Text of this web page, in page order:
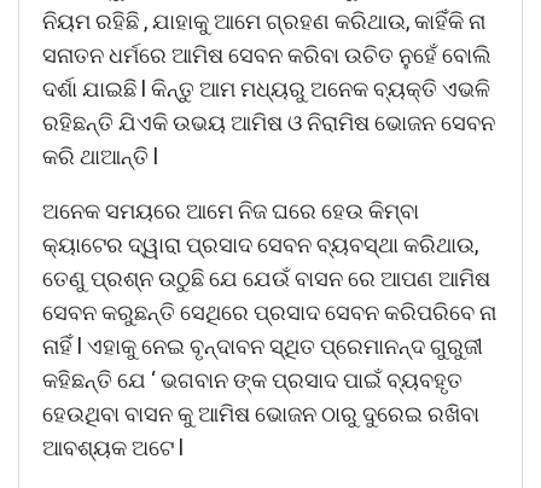
ନିୟମ ରହିଛି , ଯାହାକୁ ଆମେ ଗ୍ରହଣ କରିଥାଉ, କାହିଁକି ନା
ସନାତନ ଧର୍ମରେ ଆମିଷ ସେବନ କରିବା ଉଚିତ ନୁହେଁ ବୋଲି
ଦର୍ଶା ଯାଇଛି l କିନ୍ତୁ ଆମ ମଧ୍ୟରୁ ଅନେକ ବ୍ୟକ୍ତି ଏଭଳି
ରହିଛନ୍ତି ଯିଏକି ଉଭୟ ଆମିଷ ଓ ନିରାମିଷ ଭୋଜନ ସେବନ
କରି ଥାଆନ୍ତି l
ଅନେକ ସମୟରେ ଆମେ ନିଜ ଘରେ ହେଉ କିମ୍ବା
କ୍ୟାଟେର ଦ୍ୱାରା ପ୍ରସାଦ ସେବନ ବ୍ୟବସ୍ଥା କରିଥାଉ,
ତେଣୁ ପ୍ରଶ୍ନ ଉଠୁଛି ଯେ ଯେଉଁ ବାସନ ରେ ଆପଣ ଆମିଷ
ସେବନ କରୁଛନ୍ତି ସେଥିରେ ପ୍ରସାଦ ସେବନ କରିପରିବେ ନା
ନାହିଁ l ଏହାକୁ ନେଇ ବୃନ୍ଦାବନ ସ୍ଥିତ ପ୍ରେମାନନ୍ଦ ଗୁରୁଜୀ
କହିଛନ୍ତି ଯେ ‘ ଭଗବାନ ଙ୍କ ପ୍ରସାଦ ପାଇଁ ବ୍ୟବହୃତ
ହେଉଥିବା ବାସନ କୁ ଆମିଷ ଭୋଜନ ଠାରୁ ଦୁରେଇ ରଖିବା
ଆବଶ୍ୟକ ଅଟେ l